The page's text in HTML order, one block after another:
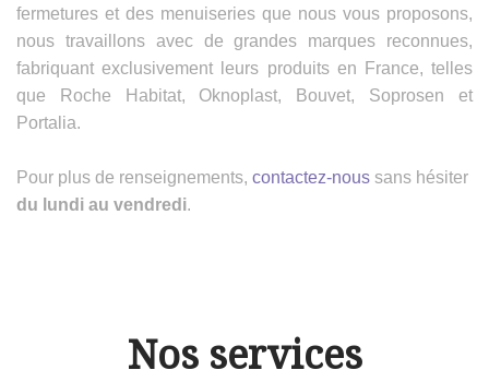
fermetures et des menuiseries que nous vous proposons,
nous travaillons avec de grandes marques reconnues,
fabriquant exclusivement leurs produits en France, telles
que Roche Habitat, Oknoplast, Bouvet, Soprosen et
Portalia.
Pour plus de renseignements, contactez-nous sans hésiter
du lundi au vendredi.
Nos services